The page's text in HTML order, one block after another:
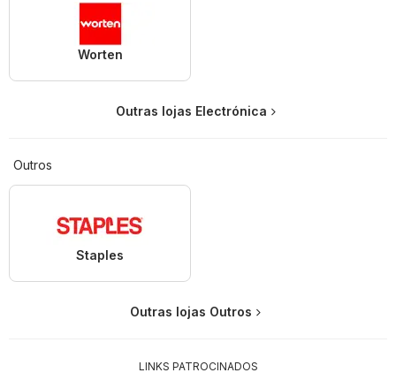
Worten
Outras lojas Electrónica
Outros
Staples
Outras lojas Outros
LINKS PATROCINADOS